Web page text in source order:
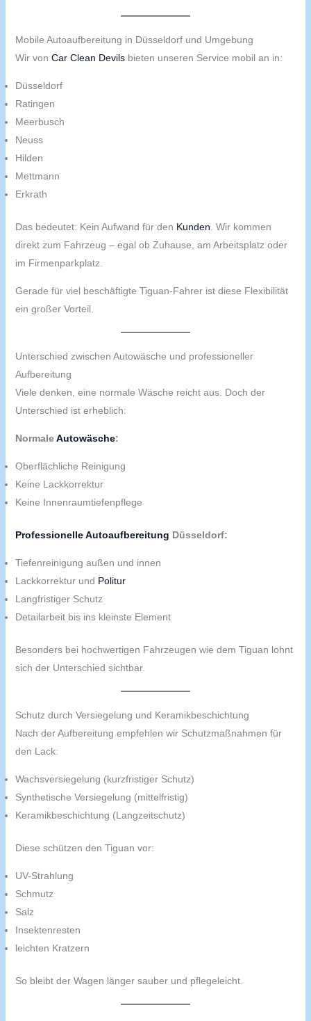
Mobile Autoaufbereitung in Düsseldorf und Umgebung
Wir von Car Clean Devilsbieten unseren Service mobil an in:
Düsseldorf
Ratingen
Meerbusch
Neuss
Hilden
Mettmann
Erkrath
Das bedeutet: Kein Aufwand für den Kunden . Wir kommen
direkt zum Fahrzeug – egal ob Zuhause, am Arbeitsplatz oder
im Firmenparkplatz.
Gerade für viel beschäftigte Tiguan-Fahrer ist diese Flexibilität
ein großer Vorteil.
Unterschied zwischen Autowäsche und professioneller
Aufbereitung
Viele denken, eine normale Wäsche reicht aus. Doch der
Unterschied ist erheblich:
NormaleAutowäsche:
Oberflächliche Reinigung
Keine Lackkorrektur
Keine Innenraumtiefenpflege
Professionelle Autoaufbereitung Düsseldorf:
Tiefenreinigung außen und innen
Lackkorrektur und Politur
Langfristiger Schutz
Detailarbeit bis ins kleinste Element
Besonders bei hochwertigen Fahrzeugen wie dem Tiguan lohnt
sich der Unterschied sichtbar.
Schutz durch Versiegelung und Keramikbeschichtung
Nach der Aufbereitung empfehlen wir Schutzmaßnahmen für
den Lack:
Wachsversiegelung (kurzfristiger Schutz)
Synthetische Versiegelung (mittelfristig)
Keramikbeschichtung (Langzeitschutz)
Diese schützen den Tiguan vor:
UV-Strahlung
Schmutz
Salz
Insektenresten
leichten Kratzern
So bleibt der Wagen länger sauber und pflegeleicht.